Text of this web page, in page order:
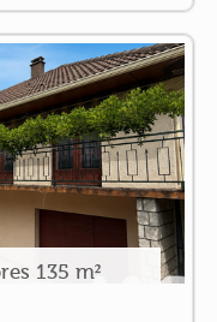
135 m²